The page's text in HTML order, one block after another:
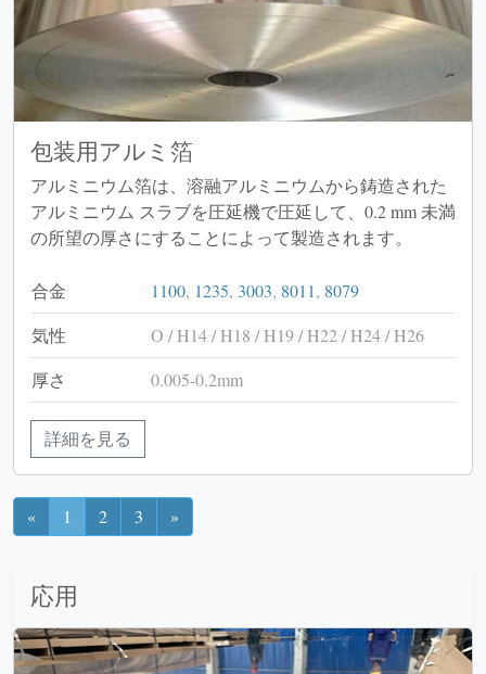
包装用アルミ箔
アルミニウム箔は、溶融アルミニウムから鋳造された
アルミニウム スラブを圧延機で圧延して、0.2 mm 未満
の所望の厚さにすることによって製造されます。
合金 1100, 1235, 3003, 8011, 8079
気性
O / H14 / H18 / H19 / H22 / H24 / H26
厚さ
0.005-0.2mm
詳細を見る
« 1 2 3 »
応用